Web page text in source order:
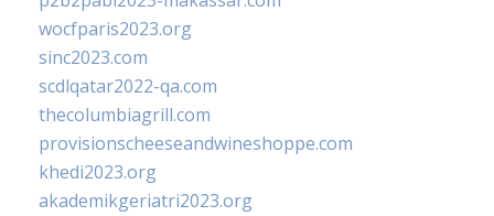
wocfparis2023.org
sinc2023.com
scdlqatar2022-qa.com
thecolumbiagrill.com
provisionscheeseandwineshoppe.com
khedi2023.org
akademikgeriatri2023.org